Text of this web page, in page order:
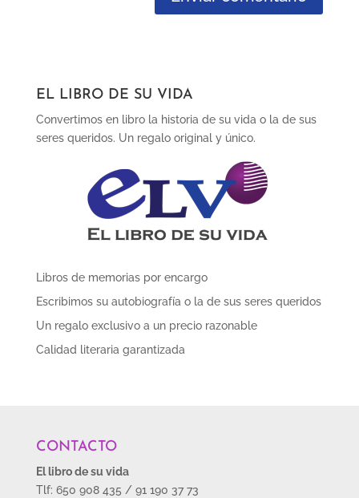
EL LIBRO DE SU VIDA
Convertimos en libro la historia de su vida o la de sus
seres queridos. Un regalo original y único.
Libros de memorias por encargo
Escribimos su autobiografía o la de sus seres queridos
Un regalo exclusivo a un precio razonable
Calidad literaria garantizada
CONTACTO
El libro de su vida
Tlf: 650 908 435 / 91 190 37 73